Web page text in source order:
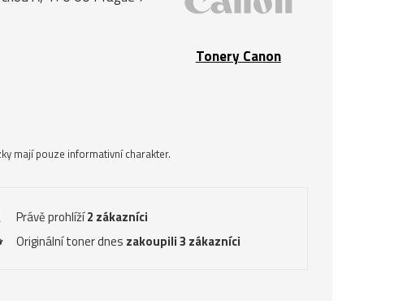
Tonery Canon
mají pouze informativní charakter.
Právě prohlíží2 zákazníci
Originální toner dnes zakoupili 3 zákazníci